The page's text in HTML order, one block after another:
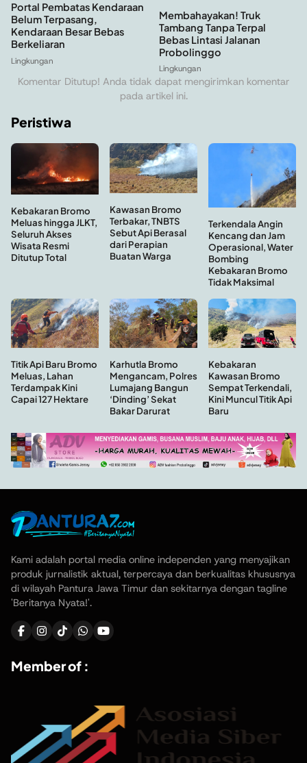
Portal Pembatas Kendaraan
Belum Terpasang,
Kendaraan Besar Bebas
Berkeliaran
Lingkungan
Membahayakan! Truk
Tambang Tanpa Terpal
Bebas Lintasi Jalanan
Probolinggo
Lingkungan
Komentar Ditutup! Anda tidak dapat mengirimkan komentar
pada artikel ini.
Peristiwa
Kebakaran Bromo
Meluas hingga JLKT,
Seluruh Akses
Wisata Resmi
Ditutup Total
Kawasan Bromo
Terbakar, TNBTS
Sebut Api Berasal
dari Perapian
Buatan Warga
Terkendala Angin
Kencang dan Jam
Operasional, Water
Bombing
Kebakaran Bromo
Tidak Maksimal
Titik Api Baru Bromo
Meluas, Lahan
Terdampak Kini
Capai 127 Hektare
Karhutla Bromo
Mengancam, Polres
Lumajang Bangun
‘Dinding’ Sekat
Bakar Darurat
Kebakaran
Kawasan Bromo
Sempat Terkendali,
Kini Muncul Titik Api
Baru
Kami adalah portal media online independen yang menyajikan
produk jurnalistik aktual, terpercaya dan berkualitas khususnya
di wilayah Pantura Jawa Timur dan sekitarnya dengan tagline
'Beritanya Nyata!'.
Member of :